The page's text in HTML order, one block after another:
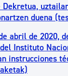
Dekretua,
duena
abril de 2020,
Instituto
instrucciones